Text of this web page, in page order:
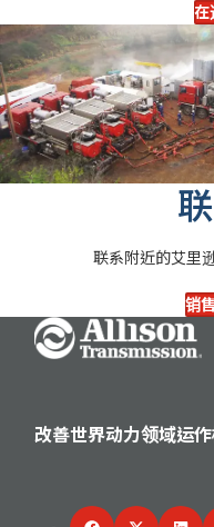
在
联系附近的艾里
销
Go Home
改善世界动力领域运